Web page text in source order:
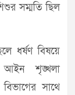
সম্মতি ছিল
ধর্ষণ বিষয়ে
আইন শৃঙ্খলা
সাথে